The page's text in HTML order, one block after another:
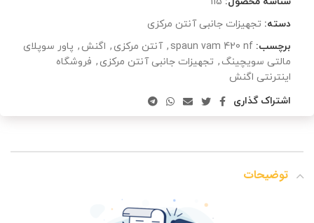
دسته: تجهیزات جانبی آنتن مرکزی
برچسب: spaun vam 420 nf
, آنتن مرکزی , اگنش , پاور سوپلای
مالتی سویچینگ , تجهیزات جانبی آنتن مرکزی , فروشگاه
اینترنتی اگنش
اشتراک گذاری
توضیحات